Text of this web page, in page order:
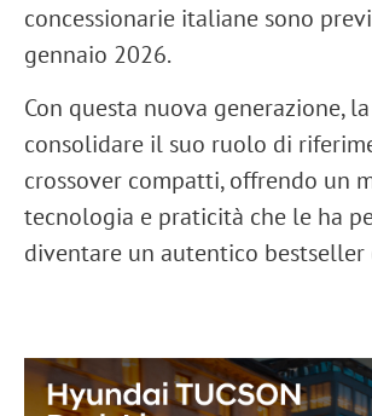
concessionarie italiane sono
gennaio 2026.
Con questa nuova generazione, la
consolidare il suo ruolo di
crossover compatti, offrendo un
tecnologia e praticità che le ha
diventare un autentico bestseller